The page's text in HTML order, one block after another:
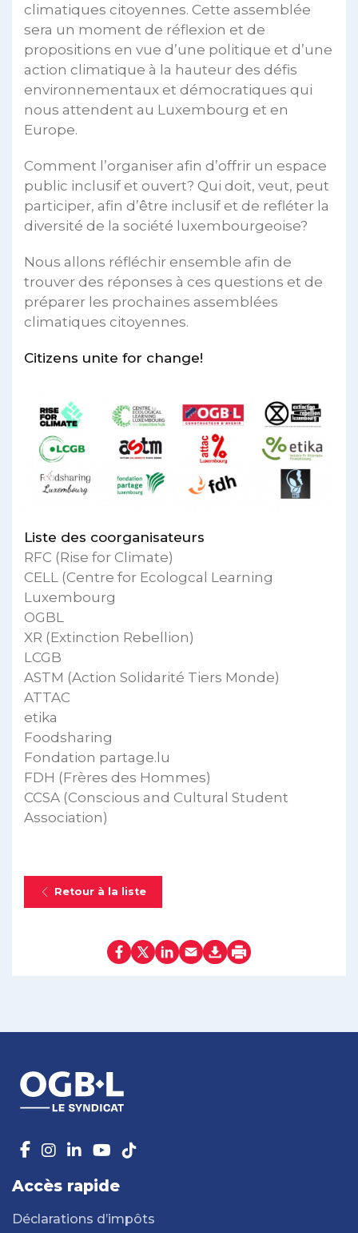
climatiques citoyennes. Cette assemblée
sera un moment de réflexion et de
propositions en vue d’une politique et d’une
action climatique à la hauteur des défis
environnementaux et démocratiques qui
nous attendent au Luxembourg et en
Europe.
Comment l’organiser afin d’offrir un espace
public inclusif et ouvert? Qui doit, veut, peut
participer, afin d’être inclusif et de refléter la
diversité de la société luxembourgeoise?
Nous allons réfléchir ensemble afin de
trouver des réponses à ces questions et de
préparer les prochaines assemblées
climatiques citoyennes.
Citizens unite for change!
Liste des coorganisateurs
RFC (Rise for Climate)
CELL (Centre for Ecologcal Learning
Luxembourg
OGBL
XR (Extinction Rebellion)
LCGB
ASTM (Action Solidarité Tiers Monde)
ATTAC
etika
Foodsharing
Fondation partage.lu
FDH (Frères des Hommes)
CCSA (Conscious and Cultural Student
Association)
Retour à la liste
Accès rapide
Déclarations d’impôts